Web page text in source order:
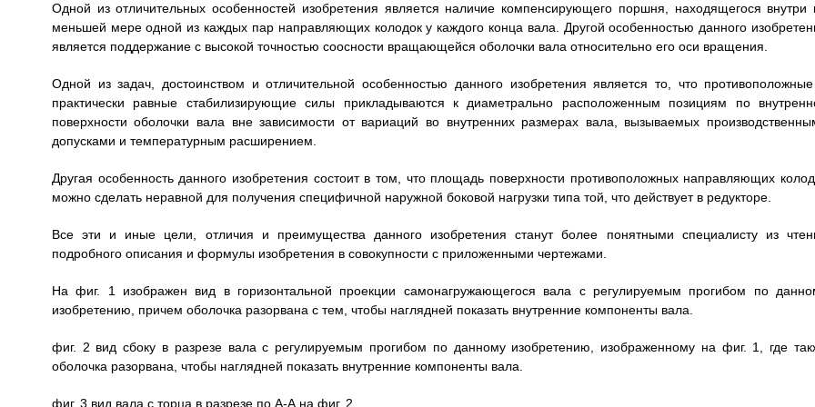
Одной из отличительных особенностей изобретения является наличие компенсирующего поршня, находящегося внутри
меньшей мере одной из каждых пар направляющих колодок у каждого конца вала. Другой особенностью данного
является поддержание с высокой точностью соосности вращающейся оболочки вала относительно его оси вращения.
Одной из задач, достоинством и отличительной особенностью данного изобретения является то, что
практически равные стабилизирующие силы прикладываются к диаметрально расположенным позициям по
поверхности оболочки вала вне зависимости от вариаций во внутренних размерах вала, вызываемых
допусками и температурным расширением.
Другая особенность данного изобретения состоит в том, что площадь поверхности противоположных направляющих
можно сделать неравной для получения специфичной наружной боковой нагрузки типа той, что действует в редукторе.
Все эти и иные цели, отличия и преимущества данного изобретения станут более понятными специалисту из
подробного описания и формулы изобретения в совокупности с приложенными чертежами.
На фиг. 1 изображен вид в горизонтальной проекции самонагружающегося вала с регулируемым прогибом по
изобретению, причем оболочка разорвана с тем, чтобы наглядней показать внутренние компоненты вала.
фиг. 2 вид сбоку в разрезе вала с регулируемым прогибом по данному изобретению, изображенному на фиг. 1, где
оболочка разорвана, чтобы наглядней показать внутренние компоненты вала.
фиг. 3 вид вала с торца в разрезе по А-А на фиг. 2.